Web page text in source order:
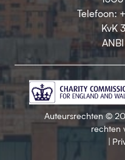
Telefoon:
KvK
Auteursrechten ©
rechten
|